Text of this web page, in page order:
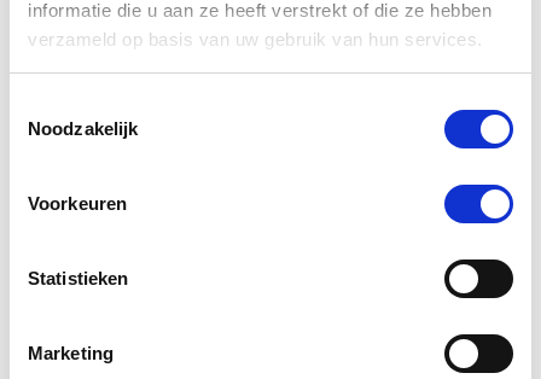
informatie die u aan ze heeft verstrekt of die ze hebben
verzameld op basis van uw gebruik van hun services.
Noodzakelijk
Voorkeuren
Statistieken
Marketing
-45 %
Weatherbeeta Green-Tec Liner Medium 200gr 125